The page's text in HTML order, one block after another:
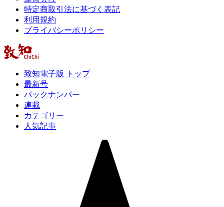
特定商取引法に基づく表記
利用規約
プライバシーポリシー
致知電子版 トップ
最新号
バックナンバー
連載
カテゴリー
人気記事